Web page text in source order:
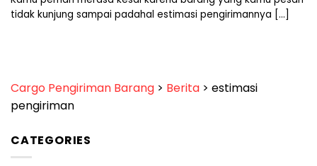
tidak kunjung sampai padahal estimasi pengirimannya [...]
Cargo Pengiriman Barang > Berita > estimasi
pengiriman
CATEGORIES